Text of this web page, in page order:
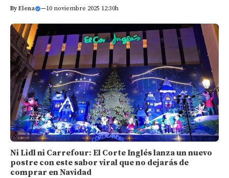
ByElena —10 noviembre 2025 12:30h
Ni Lidl ni Carrefour: El Corte Inglés lanza un nuevo
postre con este sabor viral que no dejarás de
comprar en Navidad